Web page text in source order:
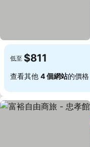
低至 $811
查看其他 4 個網站的價格